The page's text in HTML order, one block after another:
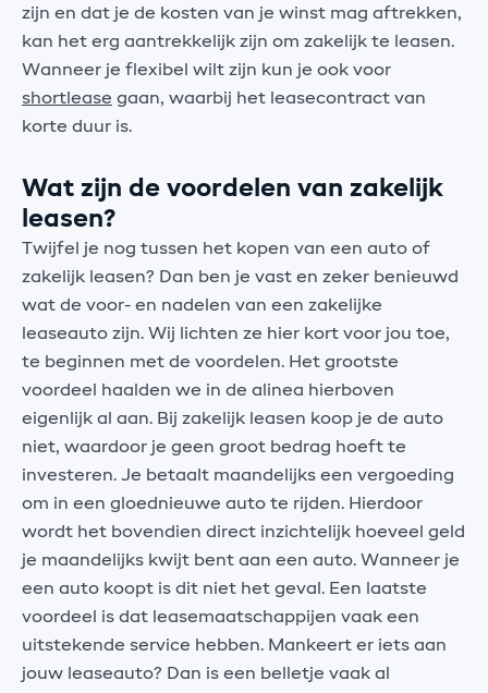
zijn en dat je de kosten van je winst mag aftrekken,
kan het erg aantrekkelijk zijn om zakelijk te leasen.
Wanneer je flexibel wilt zijn kun je ook voor
shortlease gaan, waarbij het leasecontract van
korte duur is.
Wat zijn de voordelen van zakelijk
leasen?
Twijfel je nog tussen het kopen van een auto of
zakelijk leasen? Dan ben je vast en zeker benieuwd
wat de voor- en nadelen van een zakelijke
leaseauto zijn. Wij lichten ze hier kort voor jou toe,
te beginnen met de voordelen. Het grootste
voordeel haalden we in de alinea hierboven
eigenlijk al aan. Bij zakelijk leasen koop je de auto
niet, waardoor je geen groot bedrag hoeft te
investeren. Je betaalt maandelijks een vergoeding
om in een gloednieuwe auto te rijden. Hierdoor
wordt het bovendien direct inzichtelijk hoeveel geld
je maandelijks kwijt bent aan een auto. Wanneer je
een auto koopt is dit niet het geval. Een laatste
voordeel is dat leasemaatschappijen vaak een
uitstekende service hebben. Mankeert er iets aan
jouw leaseauto? Dan is een belletje vaak al